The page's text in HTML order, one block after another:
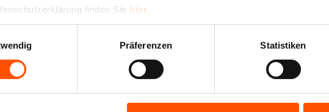
finden Sie hier
Präferenzen Statistiken
Standardlängen
VPE